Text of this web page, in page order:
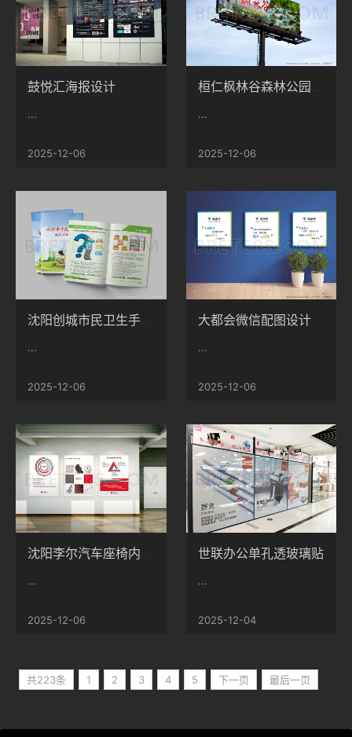
鼓悦汇海报设计
...
2025-12-06
...
2025-12-06
...
2025-12-06
大都会微信配图设计
...
2025-12-06
...
2025-12-06
世联办公单孔透玻璃贴
...
2025-12-04
共223条 1 2 3 4 5 下一页 最后一页